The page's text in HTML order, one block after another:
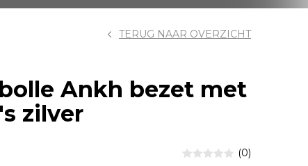
Ankh bezet met
zilver
TERUG NAAR OVERZICHT
(0)